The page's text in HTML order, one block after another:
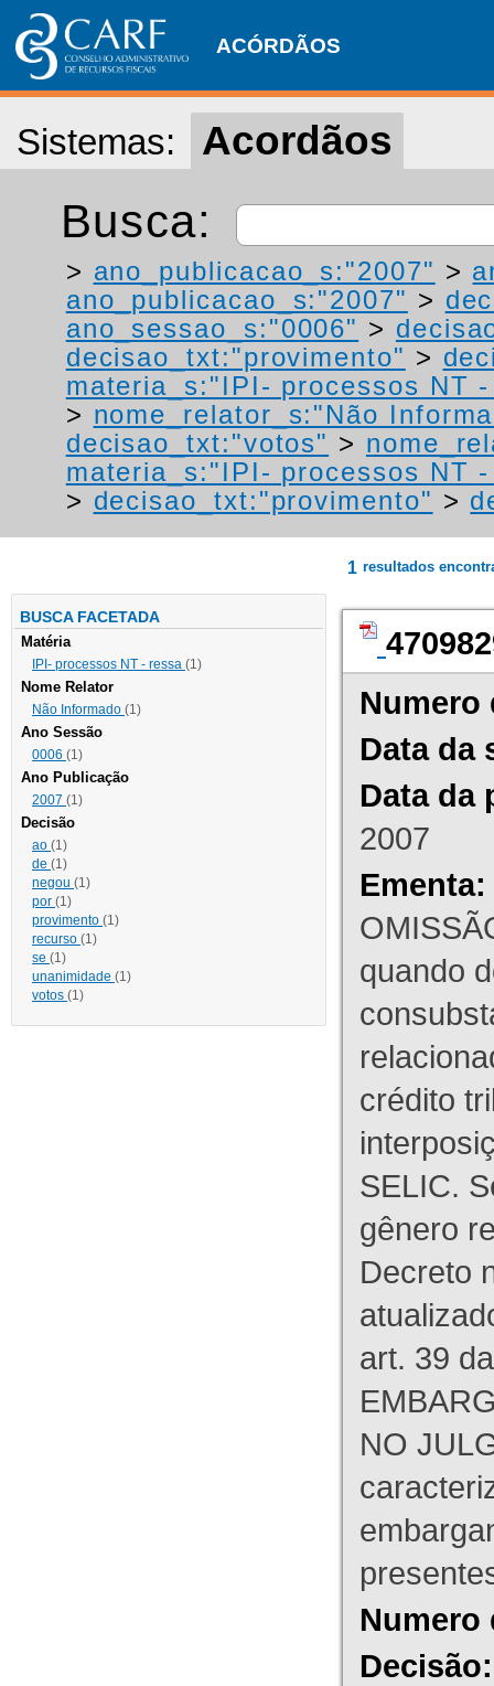
ACÓRDÃOS
Sistemas: Acordãos
Busca:
> ano_publicacao_s:"2007" >
ano_publicacao_s:"2007" >
ano_sessao_s:"0006" >
decisao_txt:"provimento" >
materia_s:"IPI- processos NT
> nome_relator_s:"Não
decisao_txt:"votos" >
materia_s:"IPI- processos NT
> decisao_txt:"provimento" >
BUSCA FACETADA
Matéria
IPI- processos NT - ressa (1)
Nome Relator
Não Informado (1)
Ano Sessão
0006 (1)
Ano Publicação
2007 (1)
Decisão
ao (1)
de (1)
negou (1)
por (1)
provimento (1)
recurso (1)
se (1)
unanimidade (1)
votos (1)
1 resultados
Numero
Data da
Data da
2007
Ementa:
quando
crédito
SELIC.
gênero
Decreto
art. 39
NO
Numero
Decisão: